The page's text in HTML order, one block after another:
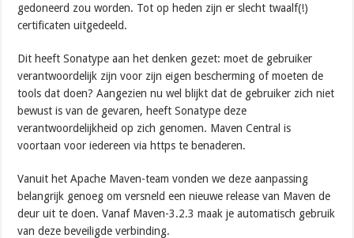
gedoneerd zou worden. Tot op heden zijn er slecht twaalf(!)
certificaten uitgedeeld.
Dit heeft Sonatype aan het denken gezet: moet de gebruiker
verantwoordelijk zijn voor zijn eigen bescherming of moeten de
tools dat doen? Aangezien nu wel blijkt dat de gebruiker zich niet
bewust is van de gevaren, heeft Sonatype deze
verantwoordelijkheid op zich genomen. Maven Central is
voortaan voor iedereen via https te benaderen.
Vanuit het Apache Maven-team vonden we deze aanpassing
belangrijk genoeg om versneld een nieuwe release van Maven de
deur uit te doen. Vanaf Maven-3.2.3 maak je automatisch gebruik
van deze beveiligde verbinding.